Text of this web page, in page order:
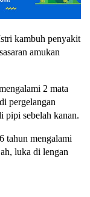
kambuh penyakit
amukan
2 mata
pergelangan
pipi sebelah kanan.
tahun mengalami
luka di lengan